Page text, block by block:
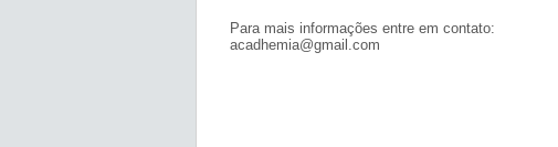
Para mais informações entre em contato:
acadhemia@gmail.com